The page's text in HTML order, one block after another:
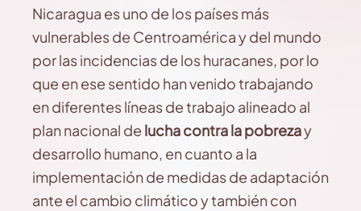
Nicaragua es uno de los países más
vulnerables de Centroamérica y del mundo
por las incidencias de los huracanes, por lo
que en ese sentido han venido trabajando
en diferentes líneas de trabajo alineado al
plan nacional de lucha contra la pobrezay
desarrollo humano, en cuanto a la
implementación de medidas de adaptación
ante el cambio climático y también con